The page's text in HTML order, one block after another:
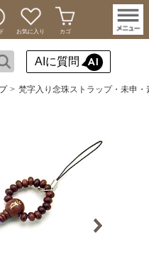
お気に入り カゴ
AIに質問
梵字入り念珠ストラップ・未申・